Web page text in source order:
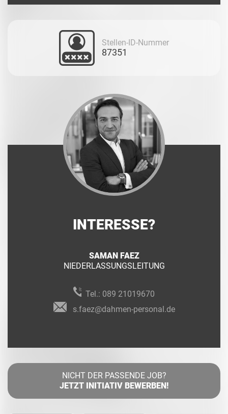
Stellen-ID-Nummer
87351
INTERESSE?
SAMAN FAEZ
NIEDERLASSUNGSLEITUNG
Tel.: 089 21019670
s.faez@dahmen-personal.de
NICHT DER PASSENDE JOB?
JETZT INITIATIV BEWERBEN!